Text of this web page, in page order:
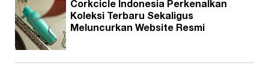
Corkcicle Indonesia Perkenalkan
Koleksi Terbaru Sekaligus
Meluncurkan Website Resmi